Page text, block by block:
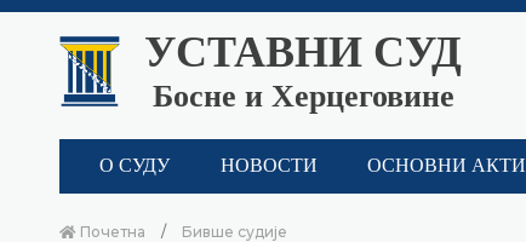
УСТАВНИ СУД
Босне и Херцеговине
О СУДУ НОВОСТИ ОСНОВНИ АКТИ
Почетна Бивше судије